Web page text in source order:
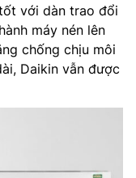
với dàn trao đổi
máy nén lên
chống chịu môi
Daikin vẫn được